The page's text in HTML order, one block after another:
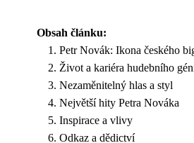
Obsah článku:
Petr Novák: Ikona českého
Život a kariéra hudebního
Nezaměnitelný hlas a styl
Největší hity Petra Nováka
Inspirace a vlivy
Odkaz a dědictví